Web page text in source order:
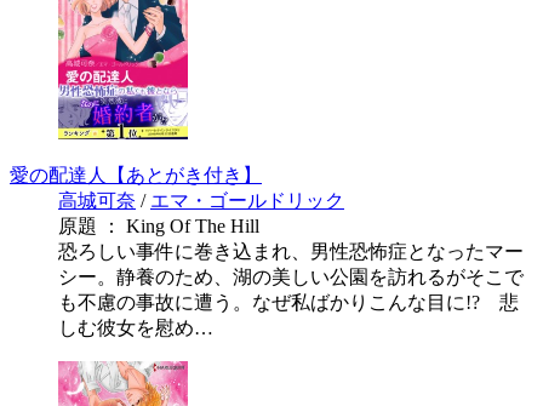
愛の配達人【あとがき付き】
高城可奈 / エマ・ゴールドリック
原題 ： King Of The Hill
恐ろしい事件に巻き込まれ、男性恐怖症となったマー
シー。静養のため、湖の美しい公園を訪れるがそこで
も不慮の事故に遭う。なぜ私ばかりこんな目に!? 悲
しむ彼女を慰め…